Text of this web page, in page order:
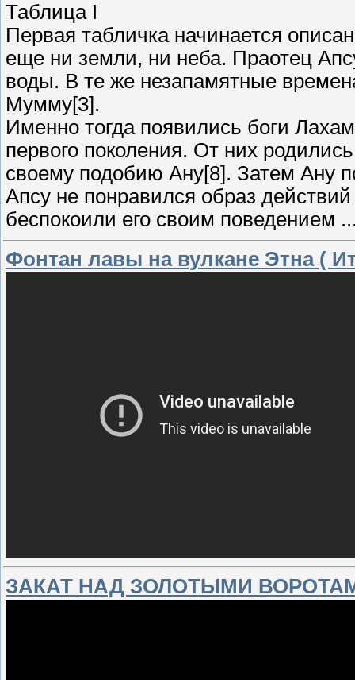
Таблица I
Первая табличка начинается
еще ни земли, ни неба. Праотец
воды. В те же незапамятные
Мумму[3].
Именно тогда появились боги
первого поколения. От них
своему подобию Ану[8]. Затем Ану
Апсу не понравился образ
беспокоили его своим поведением
Фонтан лавы на вулкане Этна (
ЗАКАТ НАД ЗОЛОТЫМИ